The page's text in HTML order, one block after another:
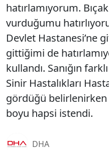
hatırlamıyorum.
vurduğumu
Devlet Hastanesi’ne
gittiğimi de
kullandı. Sanığın
Sinir Hastalıkları
gördüğü belirlenirken
boyu hapsi istendi.
DHA